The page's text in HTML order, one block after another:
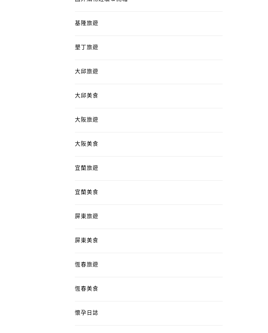
基隆旅遊
墾丁旅遊
大邱旅遊
大邱美食
大阪旅遊
大阪美食
宜蘭旅遊
宜蘭美食
屏東旅遊
屏東美食
恆春旅遊
恆春美食
懷孕日誌